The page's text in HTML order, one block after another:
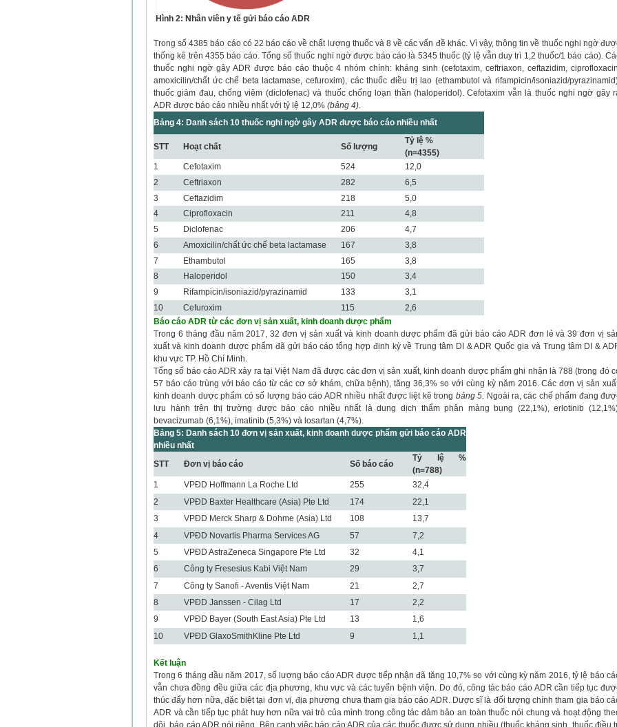
Hình 2: Nhân viên y tế gửi báo cáo ADR
Trong số 4385 báo cáo có 22 báo cáo về chất lượng thuốc và 8 về các vấn đề khác. Vì vậy, thông tin về thuốc nghi ngờ
thống kê trên 4355 báo cáo. Tổng số thuốc nghi ngờ được báo cáo là 5345 thuốc (tỷ lệ vẫn duy trì 1,2 thuốc/1 báo cáo).
thuốc nghi ngờ gây ADR được báo cáo thuộc 4 nhóm chính: kháng sinh (cefotaxim, ceftriaxon, ceftazidim,
amoxicilin/chất ức chế beta lactamase, cefuroxim), các thuốc điều trị lao (ethambutol và rifampicin/isoniazid/
thuốc giảm đau, chống viêm (diclofenac) và thuốc chống loạn thần (haloperidol). Cefotaxim vẫn là thuốc nghi ngờ gây
ADR được báo cáo nhiều nhất với tỷ lệ 12,0% (bảng 4).
Bảng 4: Danh sách 10 thuốc nghi ngờ gây ADR được báo cáo nhiều nhất
STT Hoạt chất Số lượng
Tỷ lệ %
(n=4355)
1
Cefotaxim 524
12,0
2
Ceftriaxon 282
6,5
3
Ceftazidim 218
5,0
4
Ciprofloxacin 211
4,8
5
Diclofenac 206
4,7
6
Amoxicilin/chất ức chế beta lactamase 167
3,8
7
Ethambutol 165
3,8
8
Haloperidol 150
3,4
9
Rifampicin/isoniazid/pyrazinamid 133
3,1
10
Cefuroxim 115
2,6
Báo cáo ADR từ các đơn vị sản xuất, kinh doanh dược phẩm
Trong 6 tháng đầu năm 2017, 32 đơn vị sản xuất và kinh doanh dược phẩm đã gửi báo cáo ADR đơn lẻ và 39 đơn vị
xuất và kinh doanh dược phẩm đã gửi báo cáo tổng hợp định kỳ về Trung tâm DI & ADR Quốc gia và Trung tâm DI &
khu vực TP. Hồ Chí Minh.
Tổng số báo cáo ADR xảy ra tại Việt Nam đã được các đơn vị sản xuất, kinh doanh dược phẩm ghi nhận là 788 (trong đó
57 báo cáo trùng với báo cáo từ các cơ sở khám, chữa bệnh), tăng 36,3% so với cùng kỳ năm 2016. Các đơn vị sản
kinh doanh dược phẩm có số lượng báo cáo ADR nhiều nhất được liệt kê trong bảng 5. Ngoài ra, các chế phẩm đang
lưu hành trên thị trường được báo cáo nhiều nhất là dung dịch thẩm phân màng bụng (22,1%), erlotinib
bevacizumab (6,1%), imatinib (5,3%) và losartan (4,7%).
Bảng 5: Danh sách 10 đơn vị sản xuất, kinh doanh dược phẩm gửi báo cáo ADR
nhiều nhất
STT
Đơn vị báo cáo Số báo cáo
Tỷ lệ %
(n=788)
1
VPĐD Hoffmann La Roche Ltd 255
32,4
2
VPĐD Baxter Healthcare (Asia) Pte Ltd 174
22,1
3
VPĐD Merck Sharp & Dohme (Asia) Ltd 108
13,7
4
VPĐD Novartis Pharma Services AG 57
7,2
5
VPĐD AstraZeneca Singapore Pte Ltd 32
4,1
6
Công ty Fresesius Kabi Việt Nam 29
3,7
7
Công ty Sanofi - Aventis Việt Nam 21
2,7
8
VPĐD Janssen - Cilag Ltd 17
2,2
9
VPĐD Bayer (South East Asia) Pte Ltd 13
1,6
10
VPĐD GlaxoSmithKline Pte Ltd 9 1,1
Kết luận
Trong 6 tháng đầu năm 2017, số lượng báo cáo ADR được tiếp nhận đã tăng 10,7% so với cùng kỳ năm 2016, tỷ lệ báo
vẫn chưa đồng đều giữa các địa phương, khu vực và các tuyến bệnh viện. Do đó, công tác báo cáo ADR cần tiếp tục
thúc đẩy hơn nữa, đặc biệt tại đơn vị, địa phương chưa tham gia báo cáo ADR. Dược sĩ là đối tượng chính tham gia báo
ADR và cần tiếp tục phát huy hơn nữa vai trò của mình trong công tác đảm bảo an toàn thuốc nói chung và hoạt động
dõi, báo cáo ADR nói riêng. Bên cạnh việc báo cáo ADR của các thuốc được sử dụng nhiều (thuốc kháng sinh, thuốc điều